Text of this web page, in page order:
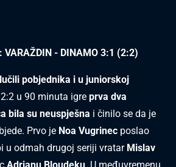
VARAŽDIN - DINAMO 3:1 (2:2)
pobjednika i u juniorskoj
u 90 minuta igre prva dva
bila su neuspješna i činilo se da je
Prvo je Noa Vugrinec poslao
u odmah drugoj seriji vratar Mislav